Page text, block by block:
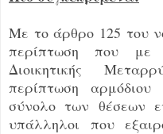
Με το άρθρο 125 του
περίπτωση που με
Διοικητικής
περίπτωση
σύνολο των θέσεων
υπάλληλοι που